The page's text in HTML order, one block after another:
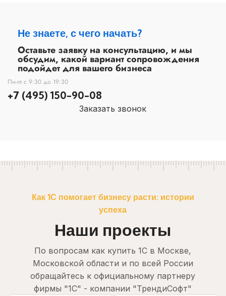
Не знаете, с чего начать?
Оставьте заявку на консультацию, и мы
обсудим, какой вариант сопровождения
подойдет для вашего бизнеса
Заказать звонок
Пн-пт с 9:30 до 19:30
+7 (495) 150-90-08
Как 1С помогает бизнесу расти: истории
успеха
Наши проекты
По вопросам как купить 1С в Москве,
Московской области и по всей России
обращайтесь к официальному партнеру
фирмы "1С" - компании "ТрендиСофт"